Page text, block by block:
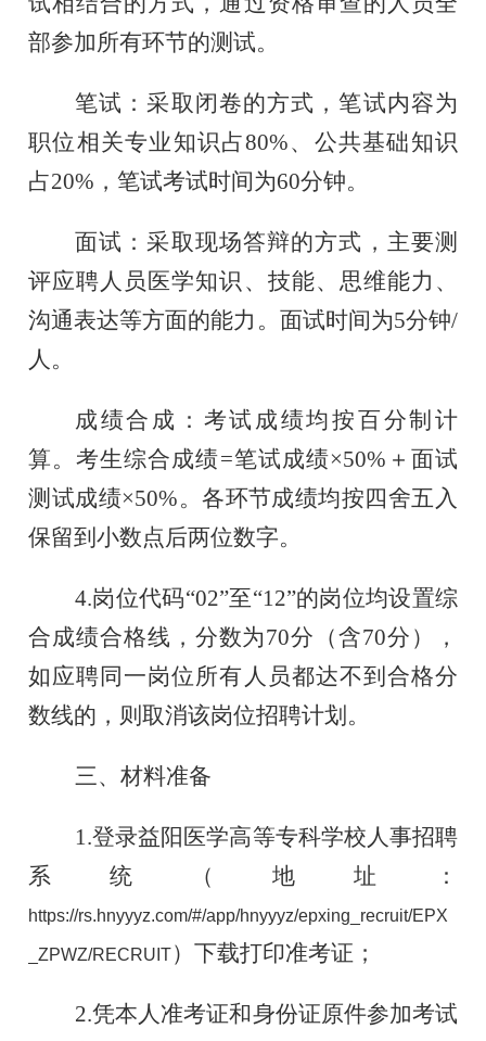
部参加所有环节的测试。
笔试：采取闭卷的方式，笔试内容为
职位相关专业知识占80%、公共基础知识
占20%，笔试考试时间为60分钟。
面试：采取现场答辩的方式，主要测
评应聘人员医学知识、技能、思维能力、
沟通表达等方面的能力 。面试时间为5分钟/
人 。
成绩合成：考试成绩均按百分制计
算。考生综合成绩=笔试成绩×50%＋面试
测试成绩×50%。各环节成绩均按四舍五入
保留到小数点后两位数字。
4.岗位代码“02”至“12”的岗位均设置综
合成绩合格线，分数为70分（含70分），
如应聘同一岗位所有人员都达不到合格分
数线的，则取消该岗位招聘计划。
三、材料准备
1.登录益阳医学高等专科学校人事招聘
系统
（地址：
https://rs.hnyyyz.com/#/app/hnyyyz/epxing_recruit/EPX
_ZPWZ/RECRUIT）下载打印准考证；
2.凭本人准考证和身份证原件参加考试